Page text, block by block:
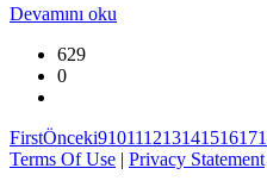
Devamını oku
629
0
FirstÖnceki91011121314151617
Terms Of Use | Privacy Statement